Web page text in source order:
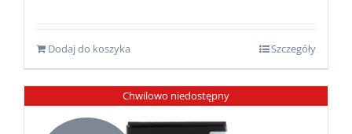
1,299.00zł.
Dodaj do koszyka Szczegóły
Chwilowo niedostępny